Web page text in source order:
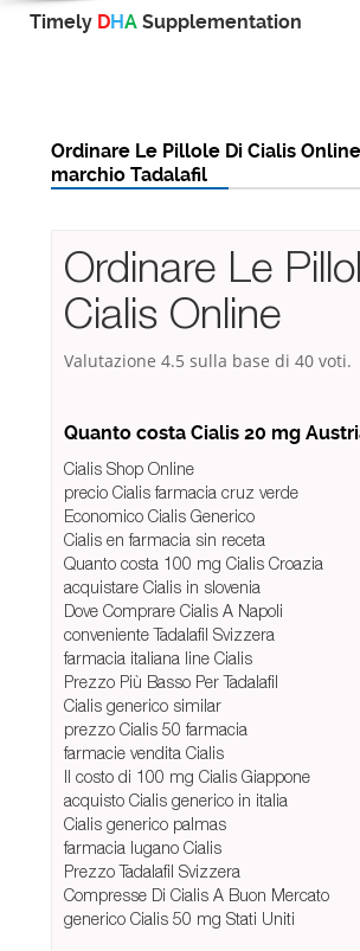
Timely DHA Supplementation
Ordinare Le Pillole Di Cialis
marchio Tadalafil
Ordinare Le
Cialis Online
Valutazione 4.5 sulla base di 40 voti.
Quanto costa Cialis 20 mg
Cialis Shop Online
precio Cialis farmacia cruz verde
Economico Cialis Generico
Cialis en farmacia sin receta
Quanto costa 100 mg Cialis Croazia
acquistare Cialis in slovenia
Dove Comprare Cialis A Napoli
conveniente Tadalafil Svizzera
farmacia italiana line Cialis
Prezzo Più Basso Per Tadalafil
Cialis generico similar
prezzo Cialis 50 farmacia
farmacie vendita Cialis
Il costo di 100 mg Cialis Giappone
acquisto Cialis generico in italia
Cialis generico palmas
farmacia lugano Cialis
Prezzo Tadalafil Svizzera
Compresse Di Cialis A Buon Mercato
generico Cialis 50 mg Stati Uniti